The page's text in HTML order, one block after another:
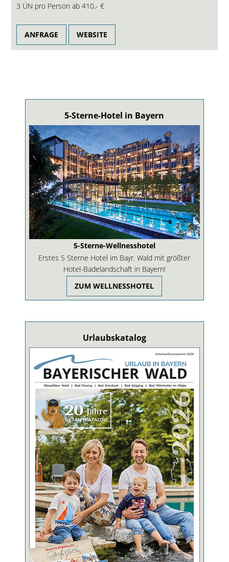
3 ÜN pro Person ab410,- €
ANFRAGE WEBSITE
5-Sterne-Hotel in Bayern
5-Sterne-Wellnesshotel
Erstes 5 Sterne Hotel im Bayr. Wald mit größter
Hotel-Badelandschaft in Bayern!
ZUM WELLNESSHOTEL
Urlaubskatalog